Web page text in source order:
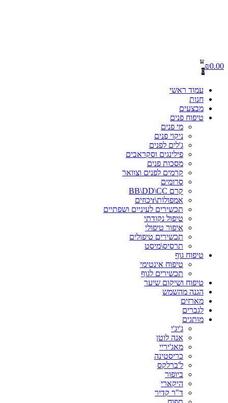
₪0.00
0
עמוד ראשי
חנות
מבצעים
טיפוח פנים
מי פנים
ניקוי פנים
ג'לים לפנים
פילינגים וסקראבים
מסכות פנים
קרמים לפנים וצוואר
סרומים
קרם BB\DD\CC
אמפולות\rיכוזים
תכשירים לעיניים ושפתיים
טיפול נקודתי
איפור טיפולי
תכשירים טיפולים
תרסיס\מיסט
טיפוח גוף
טיפוח אינטימי
תכשירים לגוף
טיפוח ושיקום שיער
הגנה מהשמש
מארזים
לגברים
מותגים
ג'יג'י
אנה לוטן
מאג'יריי
כריסטינה
ל'ברלקס
ביופור
היקארי
ד"ר קדיר